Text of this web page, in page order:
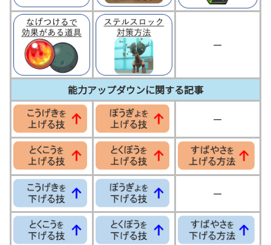
ー
能力アップダウンに関する記事
ー
ー